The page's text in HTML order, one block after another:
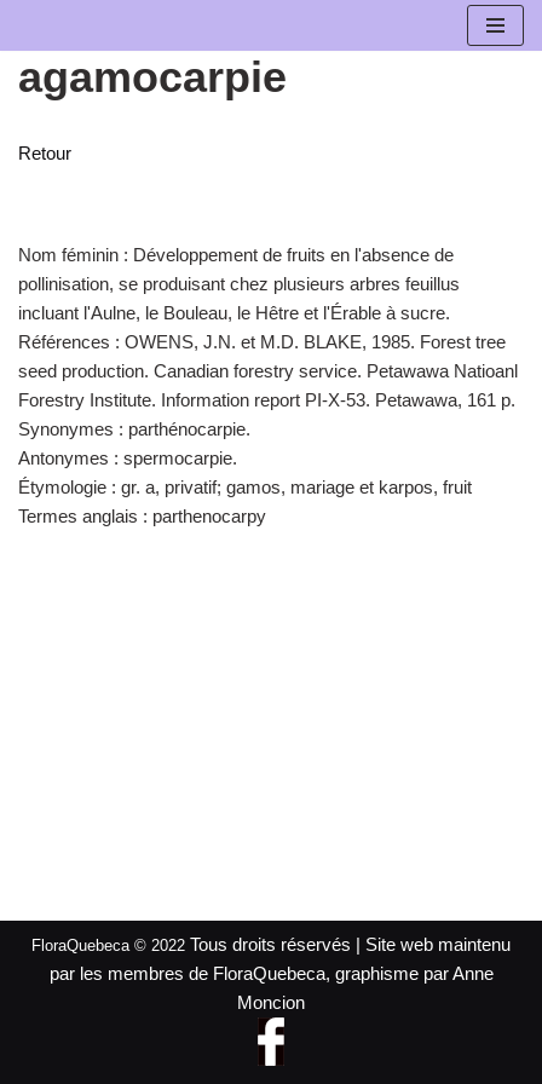
Aller
au
agamocarpie
Retour
Nom féminin : Développement de fruits en l'absence de
pollinisation, se produisant chez plusieurs arbres feuillus
incluant l'Aulne, le Bouleau, le Hêtre et l'Érable à sucre.
Références : OWENS, J.N. et M.D. BLAKE, 1985. Forest tree
seed production. Canadian forestry service. Petawawa Natioanl
Forestry Institute. Information report PI-X-53. Petawawa, 161 p.
Synonymes : parthénocarpie.
Antonymes : spermocarpie.
Étymologie : gr. a, privatif; gamos, mariage et karpos, fruit
Termes anglais : parthenocarpy
FloraQuebeca © 2022 Tous droits réservés | Site web maintenu
par les membres de FloraQuebeca, graphisme par Anne
Moncion